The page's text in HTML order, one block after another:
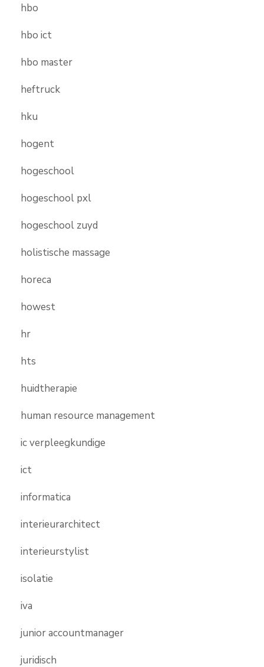
hbo
hbo ict
hbo master
heftruck
hku
hogent
hogeschool
hogeschool pxl
hogeschool zuyd
holistische massage
horeca
howest
hr
hts
huidtherapie
human resource management
ic verpleegkundige
ict
informatica
interieurarchitect
interieurstylist
isolatie
iva
junior accountmanager
juridisch